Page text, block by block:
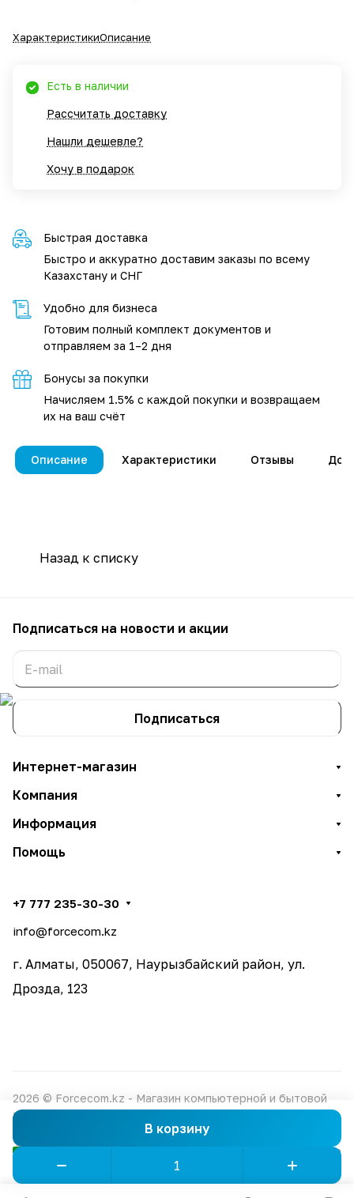
В корзину
ХарактеристикиОписание
Есть в наличии
Рассчитать доставку
Нашли дешевле?
Хочу в подарок
Быстрая доставка
Быстро и аккуратно доставим заказы по всему
Казахстану и СНГ
Удобно для бизнеса
Готовим полный комплект документов и
отправляем за 1–2 дня
Бонусы за покупки
Начисляем 1.5% с каждой покупки и возвращаем
их на ваш счёт
Описание Характеристики Отзывы
Назад к списку
Подписаться на новости и акции
Подписаться
Интернет-магазин
Компания
Информация
Помощь
+7 777 235-30-30
info@forcecom.kz
г. Алматы, 050067, Наурызбайский район, ул.
Дрозда, 123
2026 © Forcecom.kz - Магазин компьютерной и бытовой
техники
Оферта